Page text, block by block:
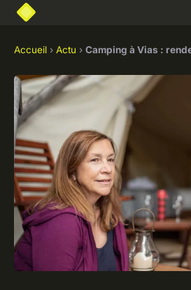
Accueil › Actu › Camping à Vias :